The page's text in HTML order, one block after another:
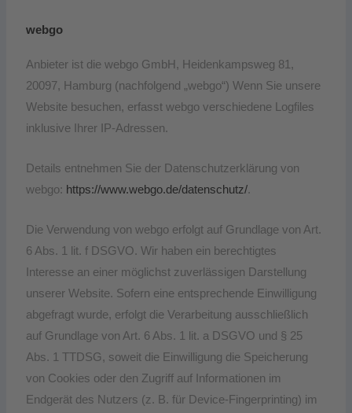
webgo
Anbieter ist die webgo GmbH, Heidenkampsweg 81,
20097, Hamburg (nachfolgend „webgo“) Wenn Sie unsere
Website besuchen, erfasst webgo verschiedene Logfiles
inklusive Ihrer IP-Adressen.
Details entnehmen Sie der Datenschutzerklärung von
webgo: https://www.webgo.de/datenschutz/.
Die Verwendung von webgo erfolgt auf Grundlage von Art.
6 Abs. 1 lit. f DSGVO. Wir haben ein berechtigtes
Interesse an einer möglichst zuverlässigen Darstellung
unserer Website. Sofern eine entsprechende Einwilligung
abgefragt wurde, erfolgt die Verarbeitung ausschließlich
auf Grundlage von Art. 6 Abs. 1 lit. a DSGVO und § 25
Abs. 1 TTDSG, soweit die Einwilligung die Speicherung
von Cookies oder den Zugriff auf Informationen im
Endgerät des Nutzers (z. B. für Device-Fingerprinting) im